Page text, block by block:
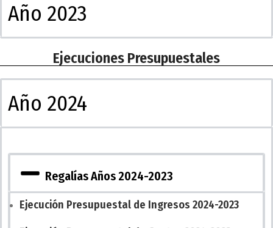
Año 2023
Ejecuciones Presupuestales
Año 2024
Regalías Años 2024-2023
Ejecución Presupuestal de Ingresos 2024-2023